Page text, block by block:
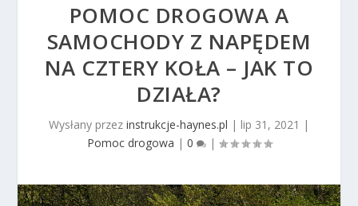
POMOC DROGOWA A
SAMOCHODY Z NAPĘDEM
NA CZTERY KOŁA – JAK TO
DZIAŁA?
Wysłany przez instrukcje-haynes.pl | lip 31, 2021 |
Pomoc drogowa | 0 |